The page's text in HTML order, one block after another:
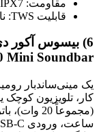
مقاومت: IPX7 (ضد آب)
قابلیت TWS: نامشخص
Mini Soundbar)
یک مینی‌ساندبار